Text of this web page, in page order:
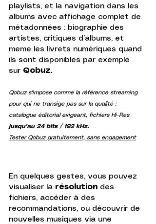
playlists, et la navigation dans les
albums avec affichage complet de
métadonnées : biographie des
artistes, critiques d’albums, et
meme les livrets numériques quand
ils sont disponibles par exemple
sur Qobuz.
Qobuz s'impose comme la référence streaming
pour qui ne transige pas sur la qualité :
catalogue éditorial exigeant, fichiers Hi-Res
jusqu'au 24 bits / 192 kHz.
Tester Qobuz gratuitement, sans engagement
En quelques gestes, vous pouvez
visualiser la résolution des
fichiers, accéder à des
recommandations, ou découvrir de
nouvelles musiques via une